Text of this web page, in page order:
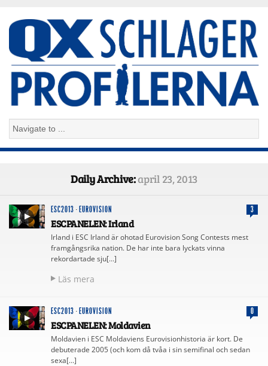
Daily Archive:april 23, 2013
ESC2013 · EUROVISION 3
ESCPANELEN: Irland
Irland i ESC Irland är ohotad Eurovision Song Contests mest
framgångsrika nation. De har inte bara lyckats vinna
rekordartade sju[…]
Läs mera
ESC2013 · EUROVISION 0
ESCPANELEN: Moldavien
Moldavien i ESC Moldaviens Eurovisionhistoria är kort. De
debuterade 2005 (och kom då tvåa i sin semifinal och sedan
sexa[…]